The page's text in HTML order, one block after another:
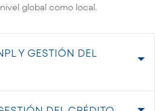
global como local.
Y GESTIÓN DEL